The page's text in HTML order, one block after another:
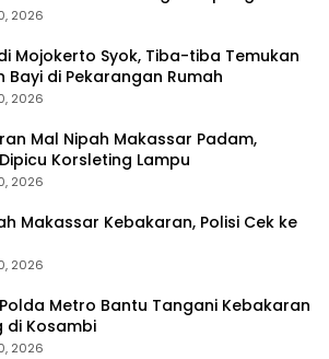
2026
Mojokerto Syok, Tiba-tiba Temukan
Bayi di Pekarangan Rumah
2026
Mal Nipah Makassar Padam,
Korsleting Lampu
2026
Makassar Kebakaran, Polisi Cek ke
2026
Metro Bantu Tangani Kebakaran
di Kosambi
2026